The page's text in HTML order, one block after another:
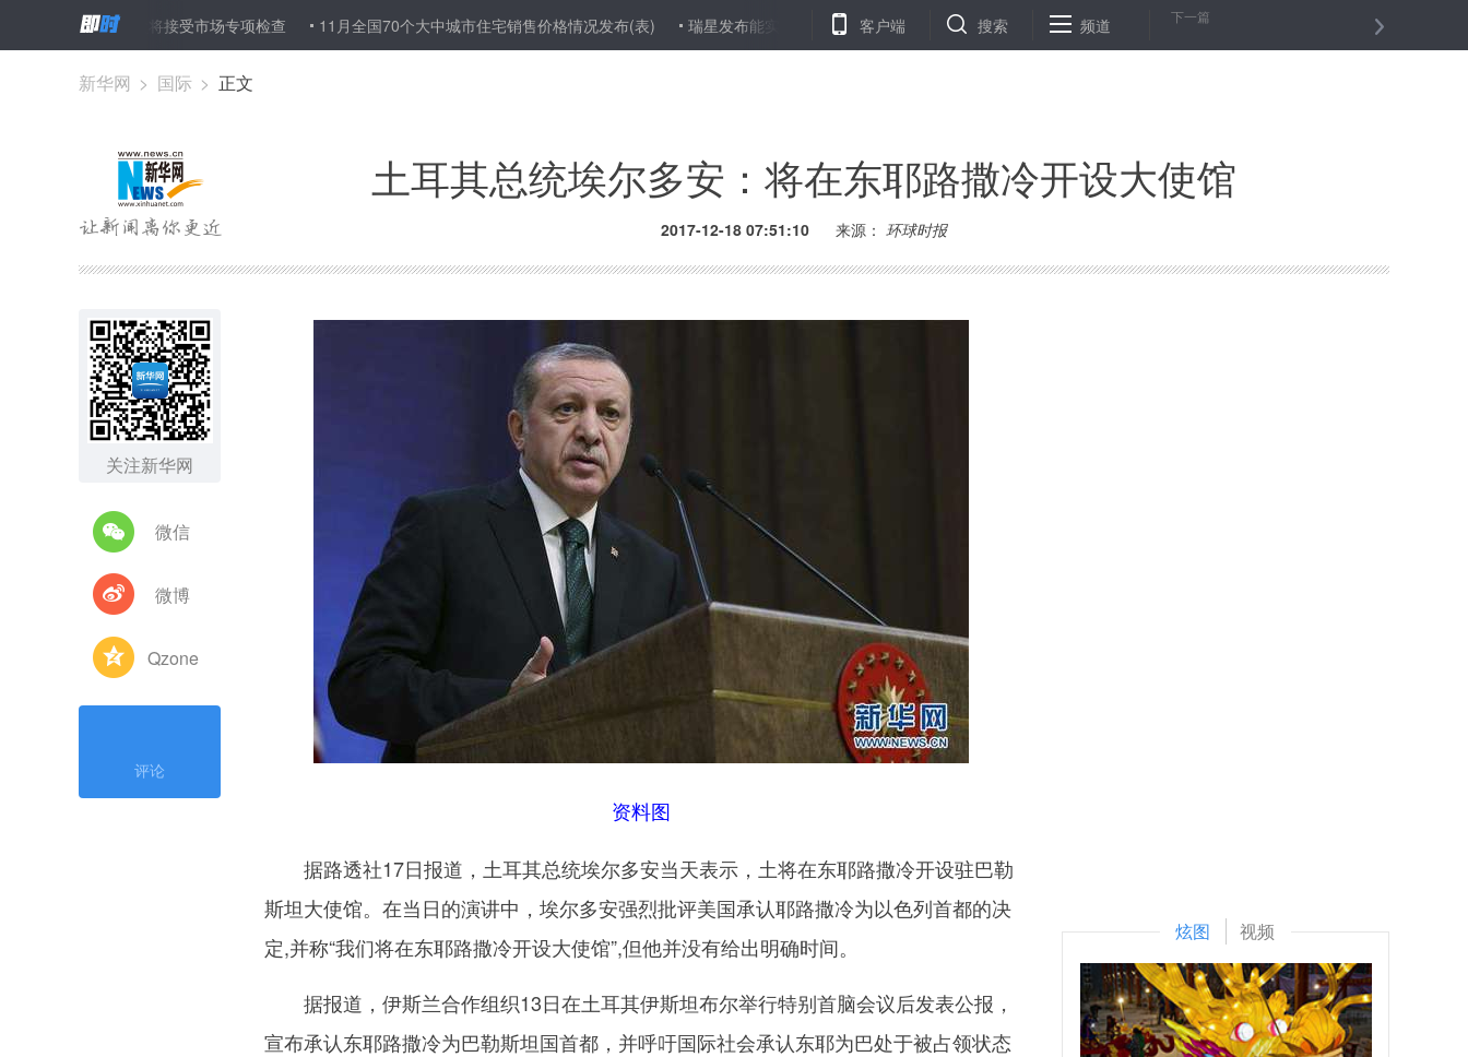
７９个楼盘将接受市场专项检查 11月全国70个大中城市住宅销售价格情况发布(表) 瑞星发布能实时感知网络安全威胁的防御系统 土耳其总统说将在东耶路撒冷设驻巴大使馆 绿色快递加速度 单个
客户端 搜索 频道 下一篇
新华网 > 国际 > 正文
土耳其总统埃尔多安：将在东耶路撒冷开设大使馆
2017-12-18 07:51:10 来源： 环球时报
关注新华网
微信
微博
Qzone
评论
资料图
据路透社17日报道，土耳其总统埃尔多安当天表示，土将在东耶路撒冷开设驻巴勒
斯坦大使馆。在当日的演讲中，埃尔多安强烈批评美国承认耶路撒冷为以色列首都的决
定,并称“我们将在东耶路撒冷开设大使馆”,但他并没有给出明确时间。
据报道，伊斯兰合作组织13日在土耳其伊斯坦布尔举行特别首脑会议后发表公报，
宣布承认东耶路撒冷为巴勒斯坦国首都，并呼吁国际社会承认东耶为巴处于被占领状态
炫图 视频